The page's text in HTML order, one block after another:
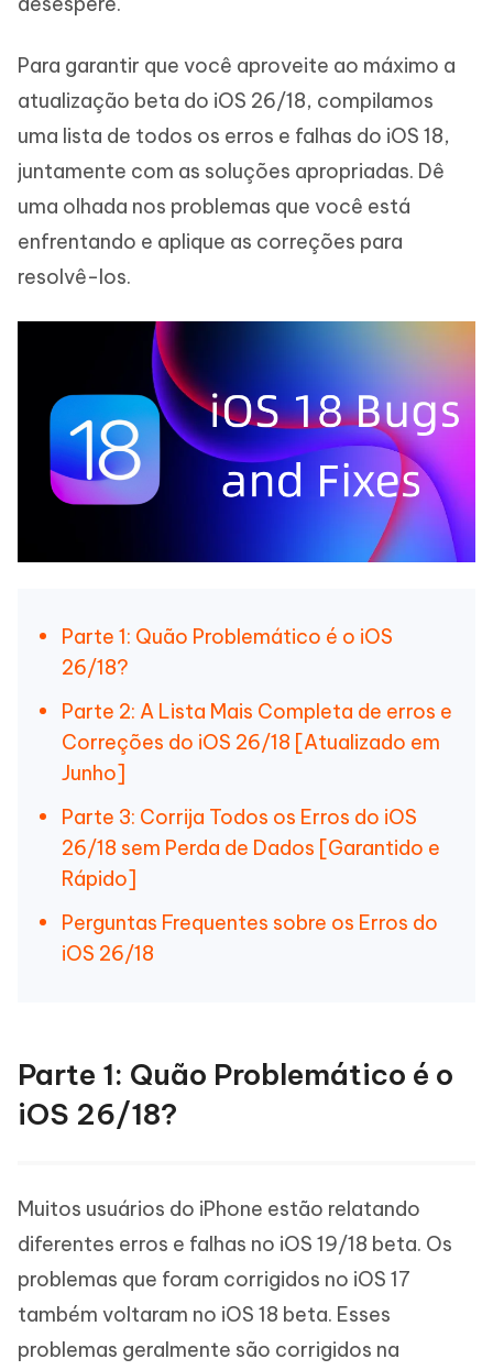
Para garantir que você aproveite ao máximo a
atualização beta do iOS 26/18, compilamos
uma lista de todos os erros e falhas do iOS 18,
juntamente com as soluções apropriadas. Dê
uma olhada nos problemas que você está
enfrentando e aplique as correções para
resolvê-los.
Parte 1: Quão Problemático é o iOS
26/18?
Parte 2: A Lista Mais Completa de erros e
Correções do iOS 26/18 [Atualizado em
Junho]
Parte 3: Corrija Todos os Erros do iOS
26/18 sem Perda de Dados [Garantido e
Rápido]
Perguntas Frequentes sobre os Erros do
iOS 26/18
Parte 1: Quão Problemático é o
iOS 26/18?
Muitos usuários do iPhone estão relatando
diferentes erros e falhas no iOS 19/18 beta. Os
problemas que foram corrigidos no iOS 17
também voltaram no iOS 18 beta. Esses
problemas geralmente são corrigidos na